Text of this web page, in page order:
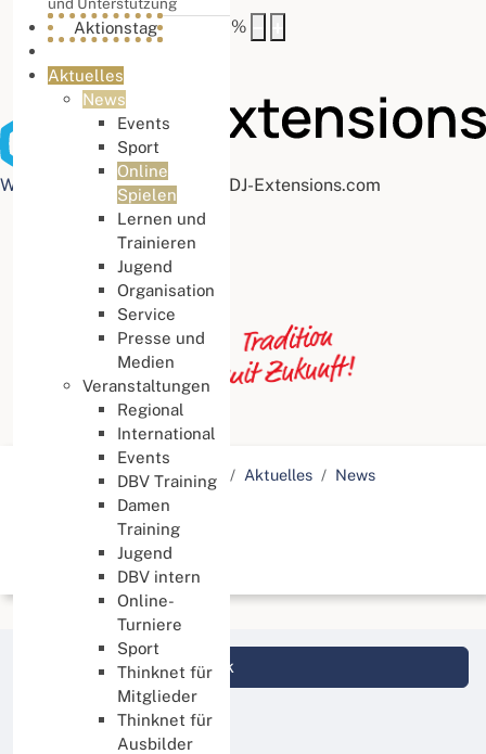
Buchstabenabstand
%
Web Accessibility plugin by DJ-Extensions.com
Aktionstag
Aktuelles
News
Events
Sport
Online
Spielen
Lernen und
Trainieren
Jugend
Organisation
Service
Presse und
Medien
Veranstaltungen
Regional
International
Events
DBV Training
Damen
Training
Jugend
DBV intern
Online-
Turniere
Sport
Thinknet für
Mitglieder
Thinknet für
Ausbilder
Aktuelle Seite: Startseite Aktuelles
News
Online Spielen
Online Spielen
Login DBV Datenbank
News Kategorien